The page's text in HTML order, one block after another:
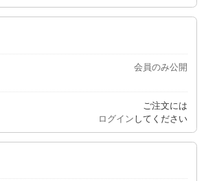
会員のみ公開
ご注文には
ログイン してください